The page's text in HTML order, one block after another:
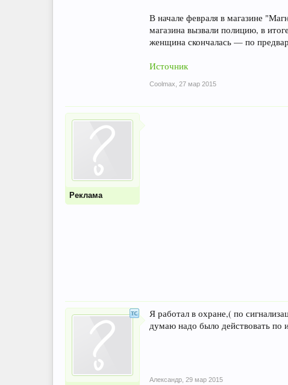
В начале февраля в магазине
магазина вызвали полицию, в
женщина скончалась — по
Источник
Coolmax 27 мар 2015
Реклама
Я работал в охране,( по
думаю надо было действовать по
Александр 29 мар 2015